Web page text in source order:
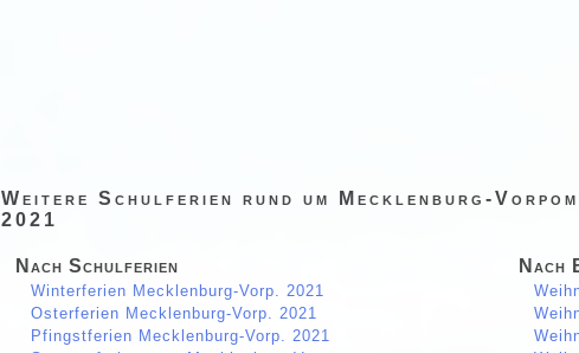
Weitere Schulferien rund um Mecklenburg-
2021
Nach Schulferien
Winterferien Mecklenburg-Vorp. 2021
Osterferien Mecklenburg-Vorp. 2021
Pfingstferien Mecklenburg-Vorp. 2021
Nach